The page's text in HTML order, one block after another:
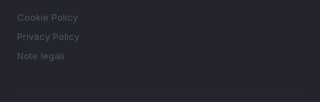
Cookie Policy
Privacy Policy
Note legali